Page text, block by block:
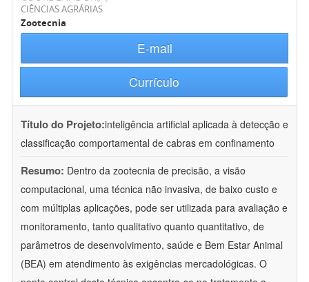
CIÊNCIAS AGRÁRIAS
Zootecnia
E-mail
Currículo
Título do Projeto:inteligência artificial aplicada à detecção e
classificação comportamental de cabras em confinamento
Resumo: Dentro da zootecnia de precisão, a visão
computacional, uma técnica não invasiva, de baixo custo e
com múltiplas aplicações, pode ser utilizada para avaliação e
monitoramento, tanto qualitativo quanto quantitativo, de
parâmetros de desenvolvimento, saúde e Bem Estar Animal
(BEA) em atendimento às exigências mercadológicas. O